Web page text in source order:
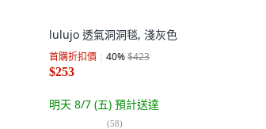
lulujo 透氣洞洞毯, 淺灰色
首購折扣價 40%$423
$253
明天 8/7 (五) 預計送達
(58)